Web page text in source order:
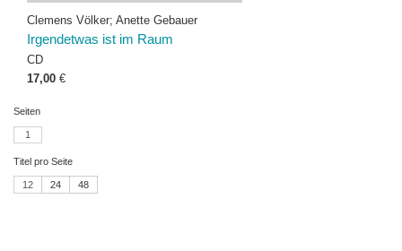
Clemens Völker; Anette Gebauer
Irgendetwas ist im Raum
CD
17,00 €
Seiten
1
Titel pro Seite
12 24 48